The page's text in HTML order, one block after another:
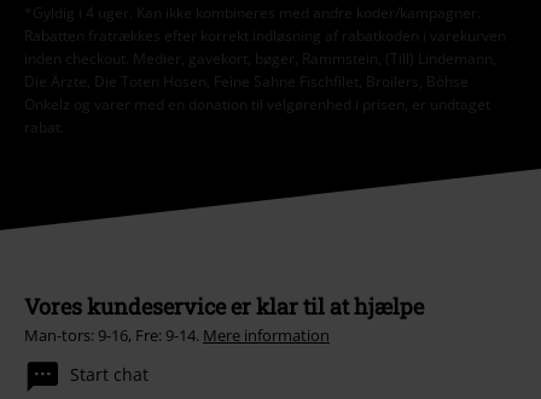
*Gyldig i 4 uger. Kan ikke kombineres med andre koder/kampagner.
Rabatten fratrækkes efter korrekt indløsning af rabatkoden i varekurven
inden checkout. Medier, gavekort, bøger, Rammstein, (Till) Lindemann,
Die Ärzte, Die Toten Hosen, Feine Sahne Fischfilet, Broilers, Böhse
Onkelz og varer med en donation til velgørenhed i prisen, er undtaget
rabat.
Vores kundeservice er klar til at hjælpe
Man-tors: 9-16, Fre: 9-14. Mere information
Start chat